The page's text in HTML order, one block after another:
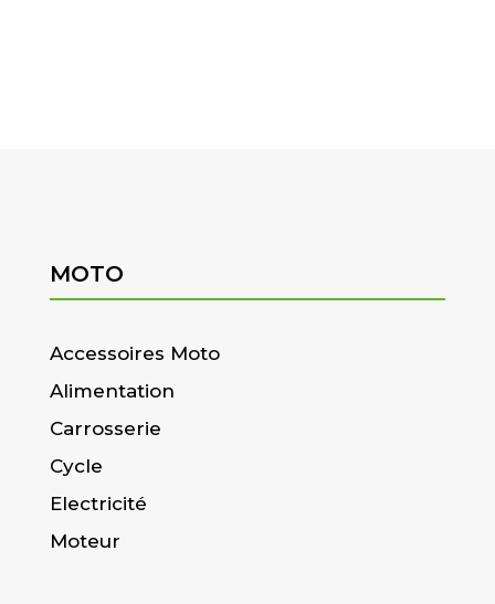
MOTO
Accessoires Moto
Alimentation
Carrosserie
Cycle
Electricité
Moteur